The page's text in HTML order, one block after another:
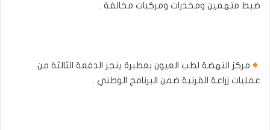
ضبط متهمين ومخدرات ومركبات مخالفة .
مركز النهضة لطب العيون بعطبرة ينجز الدفعة الثالثة من
عمليات زراعة القرنية ضمن البرنامج الوطني .